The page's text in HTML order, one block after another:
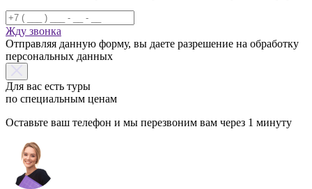
Жду звонка
Отправляя данную форму, вы даете разрешение на обработку
персональных данных
Для вас есть туры
по специальным ценам
Оставьте ваш телефон и мы перезвоним вам через 1 минуту